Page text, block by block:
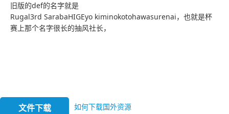
旧版的def的名字就是
Rugal3rd SarabaHIGEyo kiminokotohawasurenai，也就是杯
赛上那个名字很长的抽风社长，
文件下载 如何下载国外资源